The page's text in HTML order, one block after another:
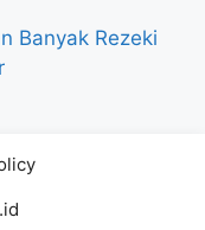
Banyak Rezeki